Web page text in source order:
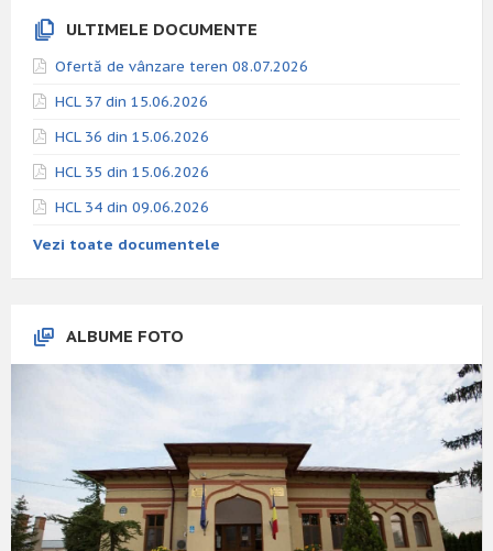
ULTIMELE DOCUMENTE
Ofertă de vânzare teren 08.07.2026
HCL 37 din 15.06.2026
HCL 36 din 15.06.2026
HCL 35 din 15.06.2026
HCL 34 din 09.06.2026
Vezi toate documentele
ALBUME FOTO